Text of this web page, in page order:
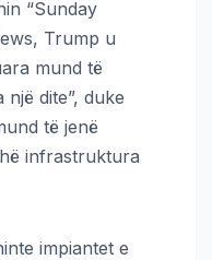
“Sunday
Trump u
mund të
dite”, duke
të jenë
infrastruktura
impiantet e